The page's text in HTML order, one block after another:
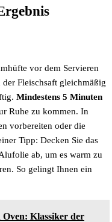
vor dem Servieren
Fleischsaft gleichmäßig
Mindestens 5 Minuten
Ruhe zu kommen. In
vorbereiten oder die
Tipp: Decken Sie das
ab, um es warm zu
So gelingt Ihnen ein
Klassiker der